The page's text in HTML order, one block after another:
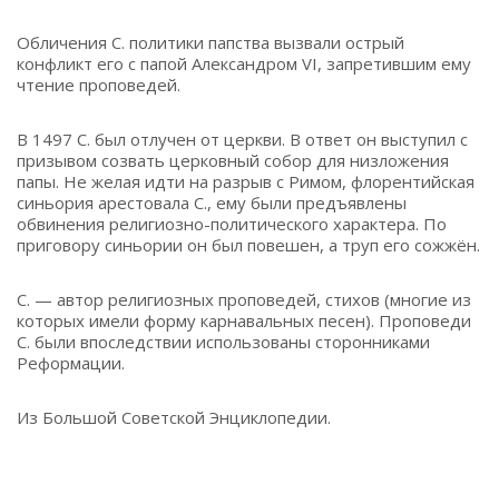
Обличения С. политики папства вызвали острый
конфликт его с папой Александром VI, запретившим ему
чтение проповедей.
В 1497 С. был отлучен от церкви. В ответ он выступил с
призывом созвать церковный собор для низложения
папы. Не желая идти на разрыв с Римом, флорентийская
синьория арестовала С., ему были предъявлены
обвинения религиозно-политического характера. По
приговору синьории он был повешен, а труп его сожжён.
С. — автор религиозных проповедей, стихов (многие из
которых имели форму карнавальных песен). Проповеди
С. были впоследствии использованы сторонниками
Реформации.
Из Большой Советской Энциклопедии.